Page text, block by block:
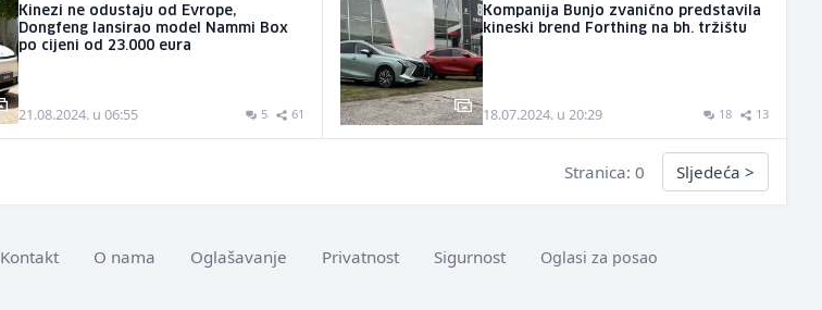
Kinezi ne odustaju od Evrope,
Dongfeng lansirao model Nammi Box
po cijeni od 23.000 eura
21.08.2024. u 06:55 5 61
Kompanija Bunjo zvanično predstavila
kineski brend Forthing na bh. tržištu
18.07.2024. u 20:29 18 13
Stranica: 0 Sljedeća >
Kontakt O nama Oglašavanje Privatnost Sigurnost Oglasi za posao